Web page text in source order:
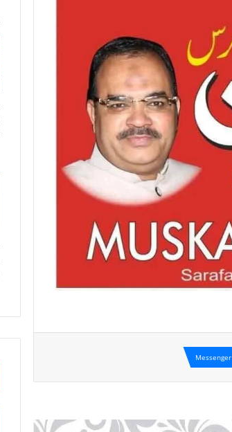
Messenger